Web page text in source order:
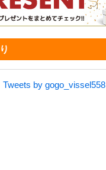
Tweets by gogo_vissel558